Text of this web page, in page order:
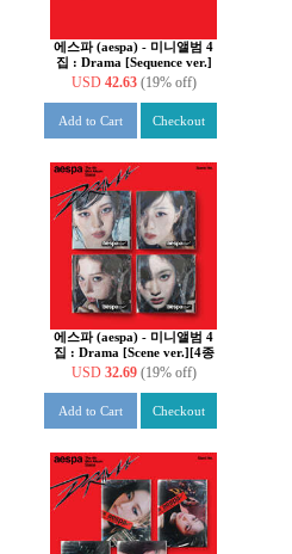
에스파 (aespa) - 미니앨범 4
집 : Drama [Sequence ver.]
[4종 SET]
USD 42.63 (19% off)
Add to Cart Checkout
에스파 (aespa) - 미니앨범 4
집 : Drama [Scene ver.][4종
SET]
USD 32.69 (19% off)
Add to Cart Checkout